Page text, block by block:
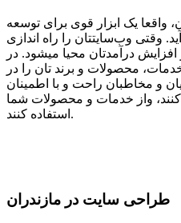
یک ابزار قوی برای توسعه
وب‌سایتتان را راه اندازی
درآمدتان محیا میشود. در
خدمات، محصولات و برند تان را در
و مخاطبان راحت و با اطمینان
کنند، واز خدمات و محصولات شما
استفاده کنند.
طراحی سایت در مازندران